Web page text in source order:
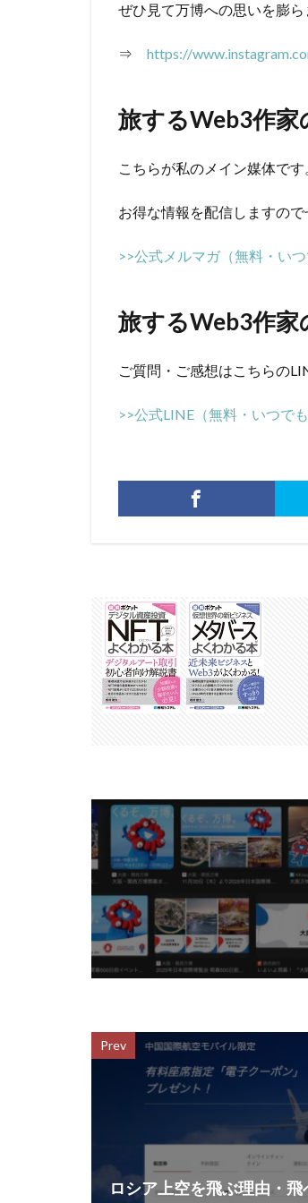
ぜひ見て万博への思いを膨ら
⇒ https://
旅するWeb3作
こちらが私のメイン媒体です
お得な情報を配信しますので
>>公式メルマガ（無料・いつ
旅するWeb3作家
ご質問・ご感想はこちらの
>>公式LINE（無料・いつでも
Prev
ロシア上空を飛ぶ理由・